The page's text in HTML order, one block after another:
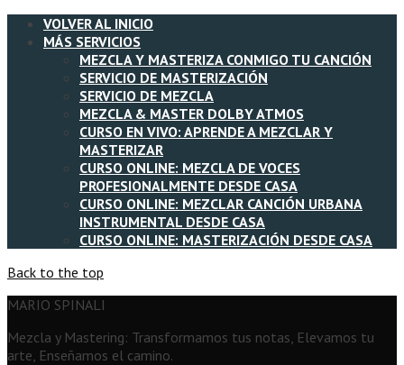
VOLVER AL INICIO
MÁS SERVICIOS
MEZCLA Y MASTERIZA CONMIGO TU CANCIÓN
SERVICIO DE MASTERIZACIÓN
SERVICIO DE MEZCLA
MEZCLA & MASTER DOLBY ATMOS
CURSO EN VIVO: APRENDE A MEZCLAR Y
MASTERIZAR
CURSO ONLINE: MEZCLA DE VOCES
PROFESIONALMENTE DESDE CASA
CURSO ONLINE: MEZCLAR CANCIÓN URBANA
INSTRUMENTAL DESDE CASA
CURSO ONLINE: MASTERIZACIÓN DESDE CASA
Back to the top
MARIO SPINALI
Mezcla y Mastering: Transformamos tus notas, Elevamos tu
arte, Enseñamos el camino.